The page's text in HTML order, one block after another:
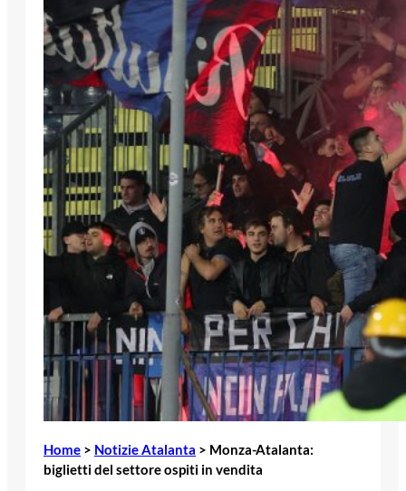
Home > Notizie Atalanta > Monza-Atalanta:
biglietti del settore ospiti in vendita